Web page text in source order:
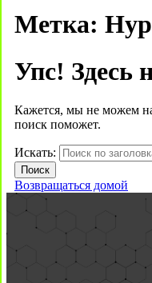
Метка:
Упс! Здесь
Кажется, мы не можем
поиск поможет.
Искать:
Возвращаться домой